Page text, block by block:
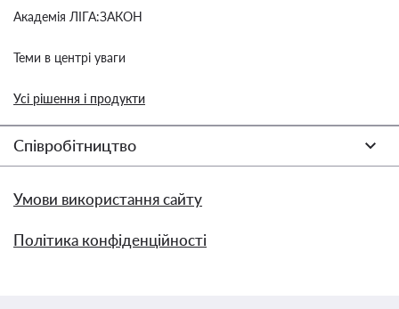
Академія ЛІГА:ЗАКОН
Теми в центрі уваги
Усі рішення і продукти
Співробітництво
Умови використання сайту
Політика конфіденційності